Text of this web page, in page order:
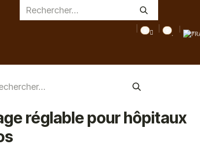
réglable pour hôpitaux